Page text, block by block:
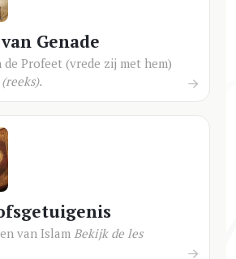
Genade
Profeet (vrede zij met hem)
van Islam Bekijk de les